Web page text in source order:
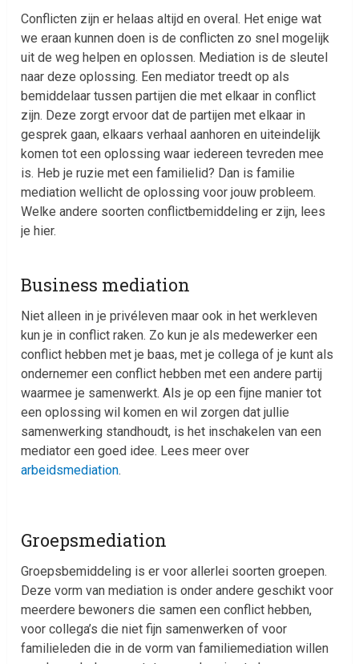
Conflicten zijn er helaas altijd en overal. Het enige wat
we eraan kunnen doen is de conflicten zo snel mogelijk
uit de weg helpen en oplossen. Mediation is de sleutel
naar deze oplossing. Een mediator treedt op als
bemiddelaar tussen partijen die met elkaar in conflict
zijn. Deze zorgt ervoor dat de partijen met elkaar in
gesprek gaan, elkaars verhaal aanhoren en uiteindelijk
komen tot een oplossing waar iedereen tevreden mee
is. Heb je ruzie met een familielid? Dan is familie
mediation wellicht de oplossing voor jouw probleem.
Welke andere soorten conflictbemiddeling er zijn, lees
je hier.
Business mediation
Niet alleen in je privéleven maar ook in het werkleven
kun je in conflict raken. Zo kun je als medewerker een
conflict hebben met je baas, met je collega of je kunt als
ondernemer een conflict hebben met een andere partij
waarmee je samenwerkt. Als je op een fijne manier tot
een oplossing wil komen en wil zorgen dat jullie
samenwerking standhoudt, is het inschakelen van een
mediator een goed idee. Lees meer over
arbeidsmediation.
Groepsmediation
Groepsbemiddeling is er voor allerlei soorten groepen.
Deze vorm van mediation is onder andere geschikt voor
meerdere bewoners die samen een conflict hebben,
voor collega’s die niet fijn samenwerken of voor
familieleden die in de vorm van familiemediation willen